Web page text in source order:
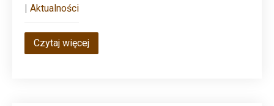
Aktualności
Czytaj więcej